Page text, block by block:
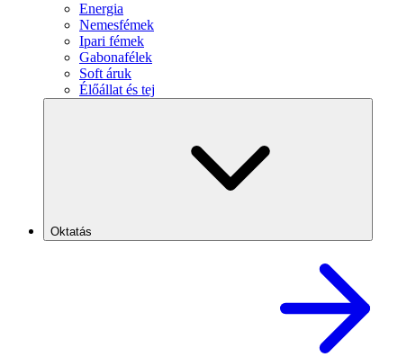
Energia
Nemesfémek
Ipari fémek
Gabonafélek
Soft áruk
Élőállat és tej
Oktatás